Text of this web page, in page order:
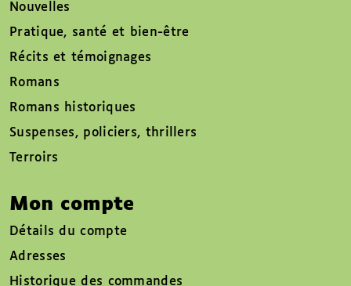
Nouvelles
Pratique, santé et bien-être
Récits et témoignages
Romans
Romans historiques
Suspenses, policiers, thrillers
Terroirs
Mon compte
Détails du compte
Adresses
Historique des commandes